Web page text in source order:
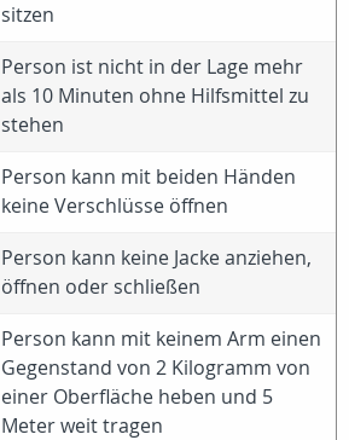
sitzen
Person ist nicht in der Lage mehr
als 10 Minuten ohne Hilfsmittel zu
stehen
Person kann mit beiden Händen
keine Verschlüsse öffnen
Person kann keine Jacke anziehen,
öffnen oder schließen
Person kann mit keinem Arm einen
Gegenstand von 2 Kilogramm von
einer Oberfläche heben und 5
Meter weit tragen